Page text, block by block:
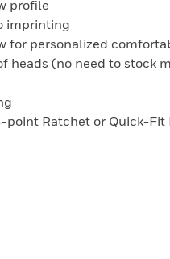
profile
imprinting
for personalized
heads (no need to stock
point Ratchet or Quick-Fit